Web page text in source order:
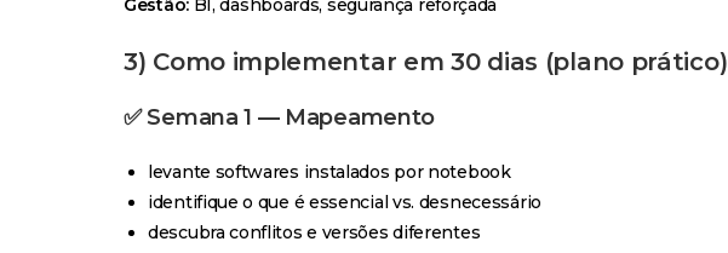
Gestão:BI, dashboards, segurança reforçada
3) Como implementar em 30 dias (plano prático)
✅ Semana 1 — Mapeamento
levante softwares instalados por notebook
identifique o que é essencial vs. desnecessário
descubra conflitos e versões diferentes